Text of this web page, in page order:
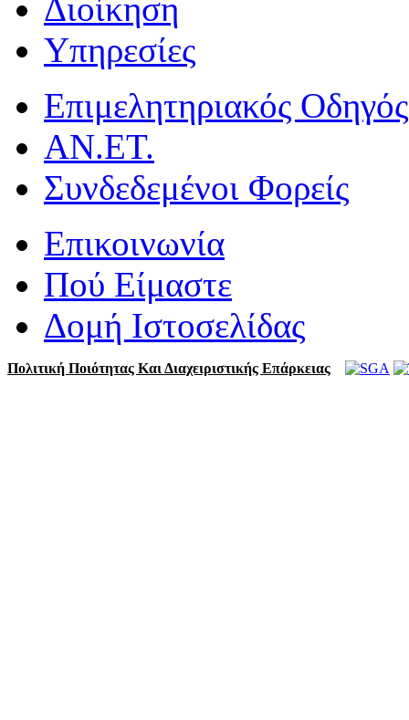
Διοίκηση
Υπηρεσίες
Επιμελητηριακός Οδηγός
ΑΝ.ΕΤ.
Συνδεδεμένοι Φορείς
Επικοινωνία
Πού Είμαστε
Δομή Ιστοσελίδας
Πολιτική Ποιότητας Και Διαχειριστικής Επάρκειας